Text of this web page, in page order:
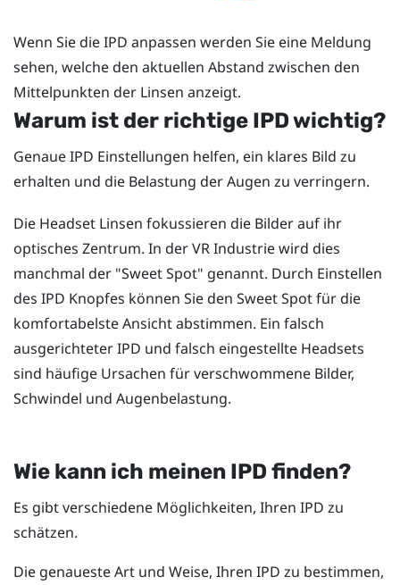
Wenn Sie die IPD anpassen werden Sie eine Meldung
sehen, welche den aktuellen Abstand zwischen den
Mittelpunkten der Linsen anzeigt.
Warum ist der richtige IPD wichtig?
Genaue IPD Einstellungen helfen, ein klares Bild zu
erhalten und die Belastung der Augen zu verringern.
Die Headset Linsen fokussieren die Bilder auf ihr
optisches Zentrum. In der VR Industrie wird dies
manchmal der "‍Sweet Spot"‍ genannt. Durch Einstellen
des IPD Knopfes können Sie den Sweet Spot für die
komfortabelste Ansicht abstimmen. Ein falsch
ausgerichteter IPD und falsch eingestellte Headsets
sind häufige Ursachen für verschwommene Bilder,
Schwindel und Augenbelastung.
Wie kann ich meinen IPD finden?
Es gibt verschiedene Möglichkeiten, Ihren IPD zu
schätzen.
Die genaueste Art und Weise, Ihren IPD zu bestimmen,